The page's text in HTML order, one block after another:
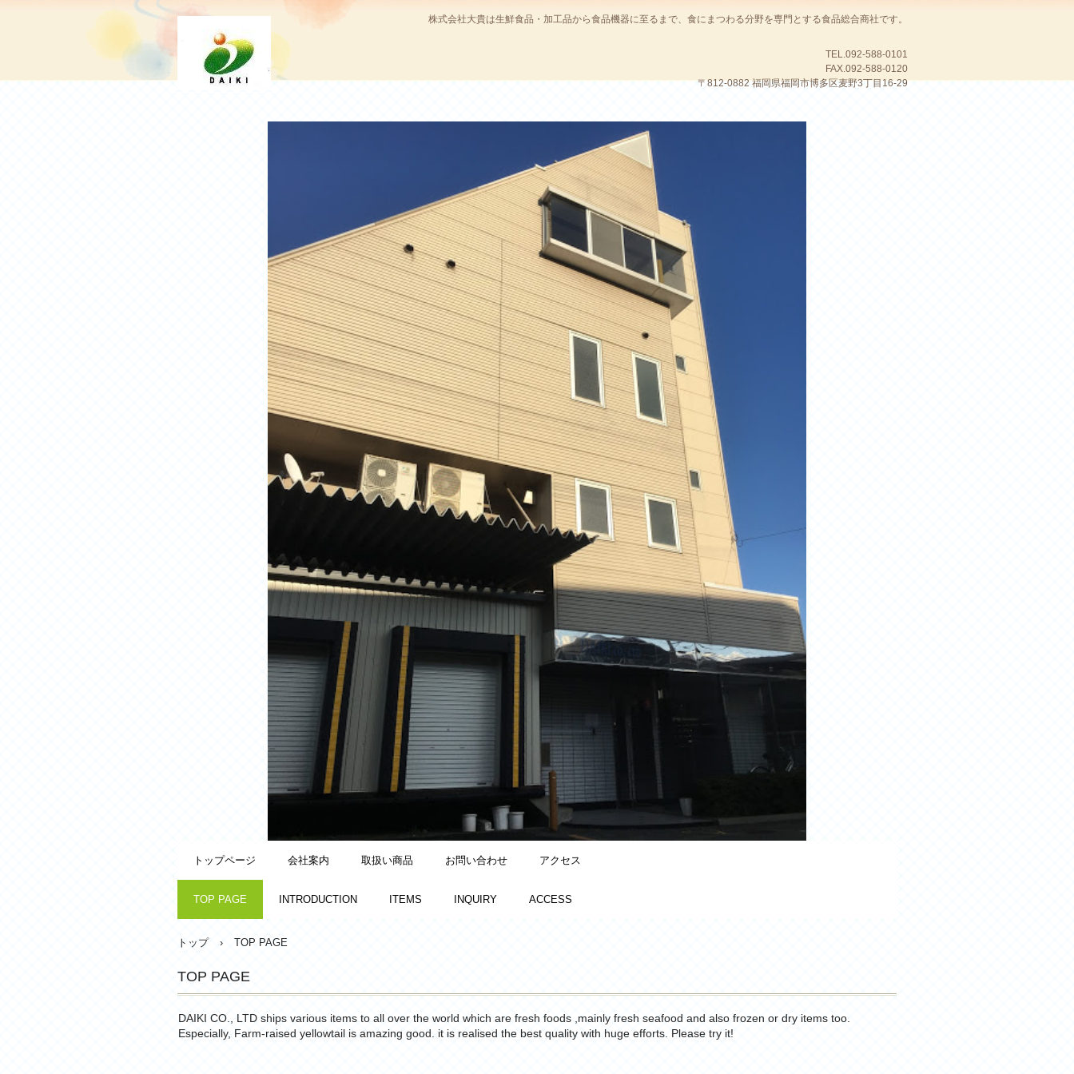
株式会社大貴は生鮮食品・加工品から食品機器に至るまで、食にまつわる分野を専門とする食品総合商社です。
TEL.092-588-0101
FAX.092-588-0120
〒812-0882 福岡県福岡市博多区麦野3丁目16-29
トップページ 会社案内 取扱い商品 お問い合わせ アクセス
TOP PAGE INTRODUCTION ITEMS INQUIRY ACCESS
トップ › TOP PAGE
TOP PAGE
DAIKI CO., LTD ships various items to all over the world which are fresh foods ,mainly fresh seafood and also frozen or dry items too.
Especially, Farm-raised yellowtail is amazing good. it is realised the best quality with huge efforts. Please try it!